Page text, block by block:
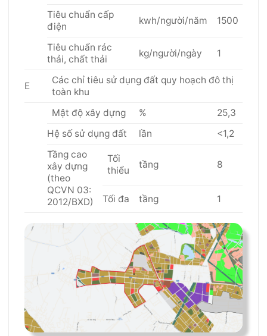
Tiêu chuẩn cấp
điện
kwh/người/năm 1500
Tiêu chuẩn rác
thải, chất thải
kg/người/ngày 1
E
Các chỉ tiêu sử dụng đất quy hoạch đô thị
toàn khu
Mật độ xây dựng
%
25,3
Hệ số sử dụng đất
lần
<1,2
Tầng cao
xây dựng
(theo
QCVN 03:
2012/BXD)
Tối
thiểu
tầng 8
Tối đa tầng 1